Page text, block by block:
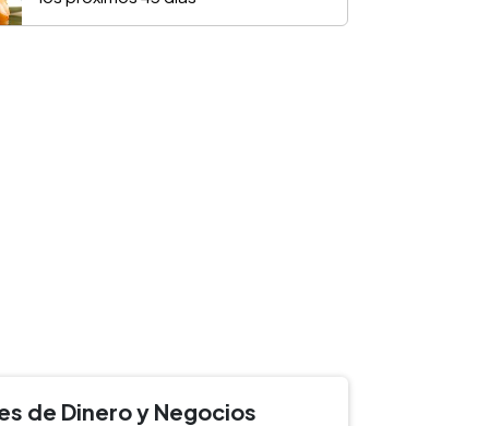
de Dinero y Negocios